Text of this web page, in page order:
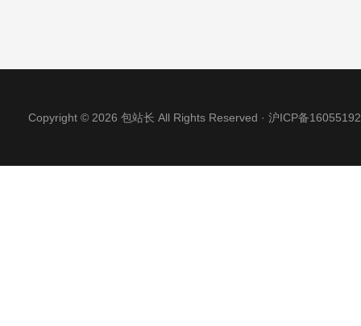
Copyright © 2026 包站长 All Rights Reserved · 沪ICP备